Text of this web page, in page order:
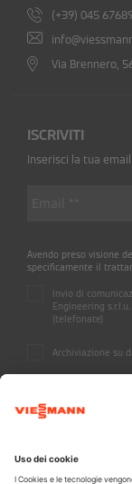
(+39) 045
Via Brennero,
ISCRIVITI
Inserisci la tua
Avendo preso visione
specificamente il
Invio di
Engineering
(telefonate).
Archiviazione su
A CARRIER
Informazioni legali